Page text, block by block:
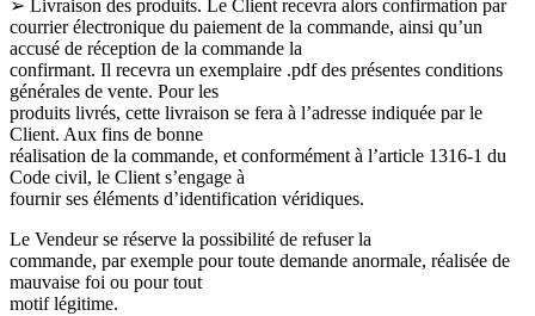
➢ Livraison des produits. Le Client recevra alors confirmation par
courrier électronique du paiement de la commande, ainsi qu’un
accusé de réception de la commande la
confirmant. Il recevra un exemplaire .pdf des présentes conditions
générales de vente. Pour les
produits livrés, cette livraison se fera à l’adresse indiquée par le
Client. Aux fins de bonne
réalisation de la commande, et conformément à l’article 1316-1 du
Code civil, le Client s’engage à
fournir ses éléments d’identification véridiques.
Le Vendeur se réserve la possibilité de refuser la
commande, par exemple pour toute demande anormale, réalisée de
mauvaise foi ou pour tout
motif légitime.